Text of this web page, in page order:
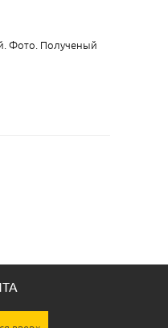
Фото. Полученый